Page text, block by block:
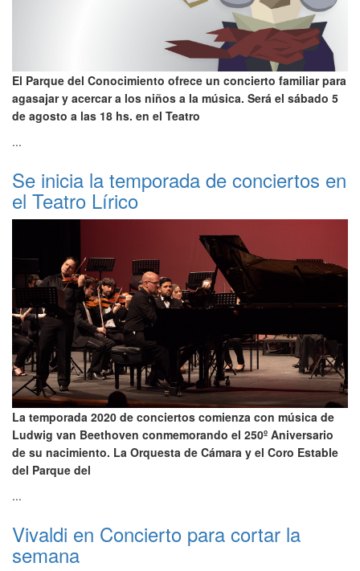
El Parque del Conocimiento ofrece un concierto familiar para
agasajar y acercar a los niños a la música. Será el sábado 5
de agosto a las 18 hs. en el Teatro
...
Se inicia la temporada de conciertos en
el Teatro Lírico
La temporada 2020 de conciertos comienza con música de
Ludwig van Beethoven conmemorando el 250º Aniversario
de su nacimiento. La Orquesta de Cámara y el Coro Estable
del Parque del
...
Vivaldi en Concierto para cortar la
semana